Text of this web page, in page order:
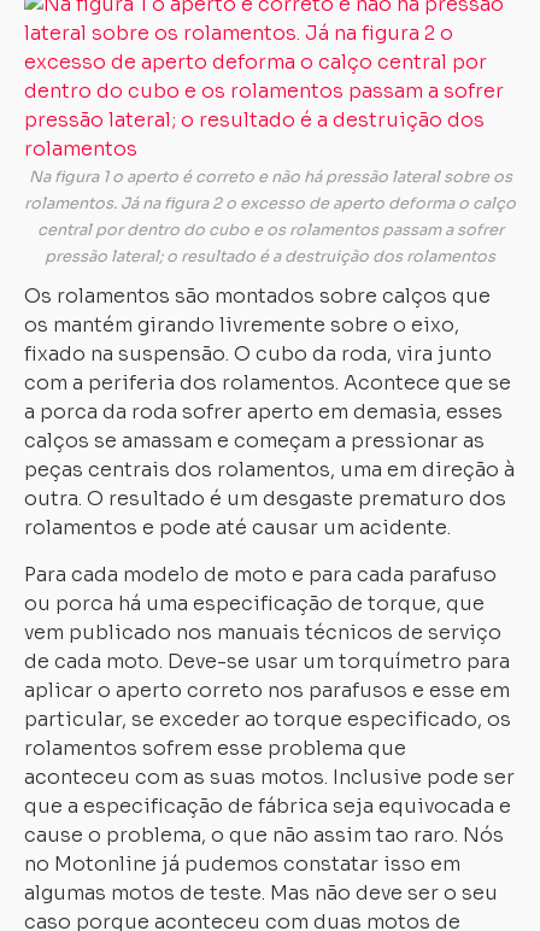
Na figura 1 o aperto é correto e não há pressão lateral sobre os
rolamentos. Já na figura 2 o excesso de aperto deforma o calço
central por dentro do cubo e os rolamentos passam a sofrer
pressão lateral; o resultado é a destruição dos rolamentos
Os rolamentos são montados sobre calços que
os mantém girando livremente sobre o eixo,
fixado na suspensão. O cubo da roda, vira junto
com a periferia dos rolamentos. Acontece que se
a porca da roda sofrer aperto em demasia, esses
calços se amassam e começam a pressionar as
peças centrais dos rolamentos, uma em direção à
outra. O resultado é um desgaste prematuro dos
rolamentos e pode até causar um acidente.
Para cada modelo de moto e para cada parafuso
ou porca há uma especificação de torque, que
vem publicado nos manuais técnicos de serviço
de cada moto. Deve-se usar um torquímetro para
aplicar o aperto correto nos parafusos e esse em
particular, se exceder ao torque especificado, os
rolamentos sofrem esse problema que
aconteceu com as suas motos. Inclusive pode ser
que a especificação de fábrica seja equivocada e
cause o problema, o que não assim tao raro. Nós
no Motonline já pudemos constatar isso em
algumas motos de teste. Mas não deve ser o seu
caso porque aconteceu com duas motos de